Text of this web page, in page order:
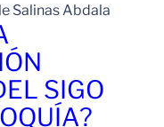
Salinas Abdala
SIGO